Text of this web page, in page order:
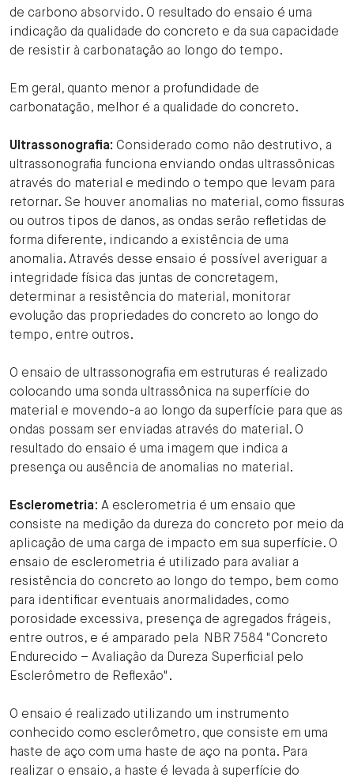
de carbono absorvido. O resultado do ensaio é uma
indicação da qualidade do concreto e da sua capacidade
de resistir à carbonatação ao longo do tempo.
Em geral, quanto menor a profundidade de
carbonatação, melhor é a qualidade do concreto.
Ultrassonografia: Considerado como não destrutivo, a
ultrassonografia funciona enviando ondas ultrassônicas
através do material e medindo o tempo que levam para
retornar. Se houver anomalias no material, como fissuras
ou outros tipos de danos, as ondas serão refletidas de
forma diferente, indicando a existência de uma
anomalia. Através desse ensaio é possível averiguar a
integridade física das juntas de concretagem,
determinar a resistência do material, monitorar
evolução das propriedades do concreto ao longo do
tempo, entre outros.
O ensaio de ultrassonografia em estruturas é realizado
colocando uma sonda ultrassônica na superfície do
material e movendo-a ao longo da superfície para que as
ondas possam ser enviadas através do material. O
resultado do ensaio é uma imagem que indica a
presença ou ausência de anomalias no material.
Esclerometria: A esclerometria é um ensaio que
consiste na medição da dureza do concreto por meio da
aplicação de uma carga de impacto em sua superfície. O
ensaio de esclerometria é utilizado para avaliar a
resistência do concreto ao longo do tempo, bem como
para identificar eventuais anormalidades, como
porosidade excessiva, presença de agregados frágeis,
entre outros, e é amparado pela NBR 7584 "Concreto
Endurecido – Avaliação da Dureza Superficial pelo
Esclerômetro de Reflexão".
O ensaio é realizado utilizando um instrumento
conhecido como esclerômetro, que consiste em uma
haste de aço com uma haste de aço na ponta. Para
realizar o ensaio, a haste é levada à superfície do